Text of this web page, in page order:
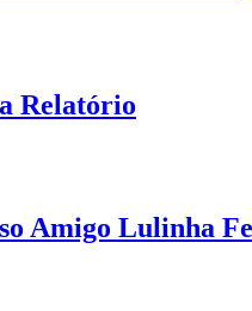
Relatório
Amigo Lulinha